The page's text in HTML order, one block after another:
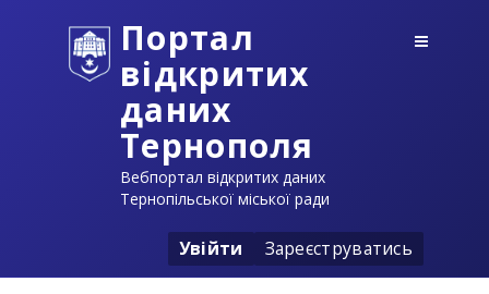
Портал
відкритих
даних
Тернополя
Вебпортал відкритих даних
Тернопільської міської ради
Увійти Зареєструватись